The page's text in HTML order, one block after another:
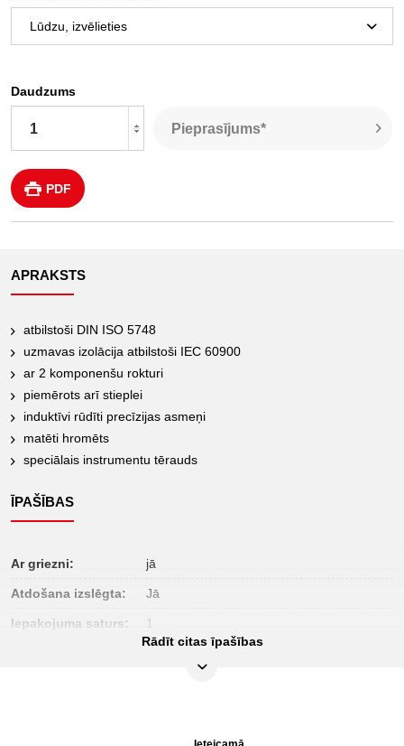
Daudzums
Pieprasījums*
PDF
APRAKSTS
atbilstoši DIN ISO 5748
uzmavas izolācija atbilstoši IEC 60900
ar 2 komponenšu rokturi
piemērots arī stieplei
induktīvi rūdīti precīzijas asmeņi
matēti hromēts
speciālais instrumentu tērauds
ĪPAŠĪBAS
Ar griezni: jā
Atdošana izslēgta: Jā
Iepakojuma saturs: 1
Speciāls instrumentu tērauds
matēti hromēts
Rādīt citas īpašības